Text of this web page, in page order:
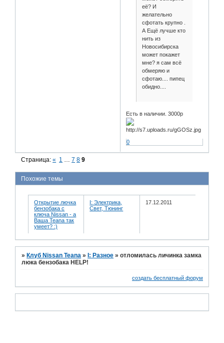
её? И
желательно
сфотать крупно .
А Ещё лучше кто
нить из
Новосибирска
может покажет
мне? я сам всё
обмеряю и
сфотаю.... пипец
обидно....
Есть в наличии. 3000р
0
Страница:« 1 … 7 8 9
Похожие темы
Открытие лючка
бензобака с
ключа Nissan - а
Ваша Teana так
умеет? :)
I: Электрика,
Свет, Тюнинг
17.12.2011
»Клуб Nissan Teana »I: Разное »отломилась личинка замка
люка бензобака HELP!
создать бесплатный форум